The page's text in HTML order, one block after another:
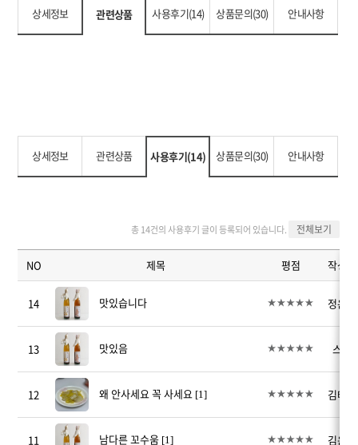
상세정보 관련상품 사용후기(14) 상품문의(30) 안내사항
상세정보 관련상품 사용후기(14) 상품문의(30) 안내사항